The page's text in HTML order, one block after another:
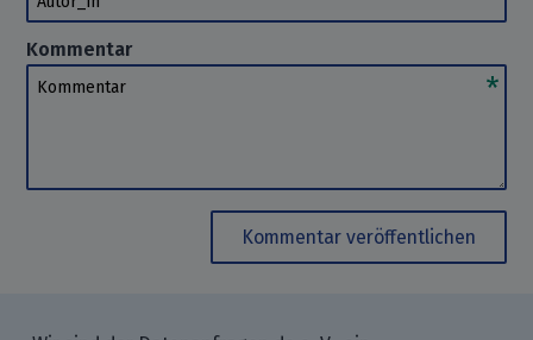
Kommentar
Kommentar
Kommentar veröffentlichen